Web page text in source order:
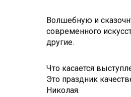
Волшебную и
современного
другие.
Что касается
Это праздник
Николая.